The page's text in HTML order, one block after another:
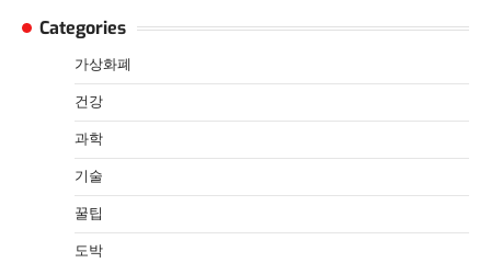
Categories
가상화폐
건강
과학
기술
꿀팁
도박